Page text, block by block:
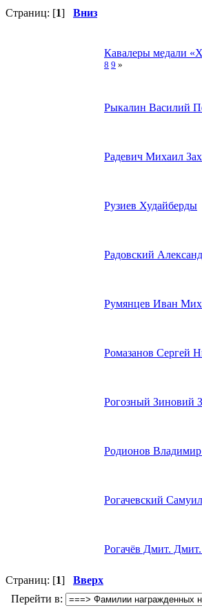
Страниц: [1] Вниз
Кавалеры медали
8 9 »
Рыкалин Василий
Радевич Михаил
Рузиев Худайберды
Радовский
Румянцев Иван
Ромазанов Сергей
Рогозный Зиновий
Родионов
Рогачевский
Рогачёв Дмит.
Страниц: [1] Вверх
Перейти в: